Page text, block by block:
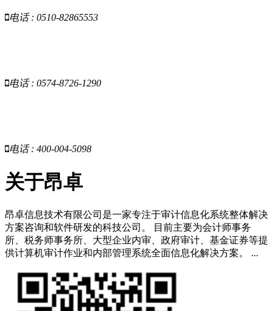
电话 : 0510-82865553
电话 : 0574-8726-1290
电话 : 400-004-5098
关于昂卓
昂卓信息技术有限公司是一家专注于审计信息化系统整体解决
方案咨询和软件研发的科技公司。 目前主要为会计师事务
所、税务师事务所、大型企业内审、政府审计、基金证券等提
供计算机审计作业和内部管理系统全面信息化解决方案。 ...